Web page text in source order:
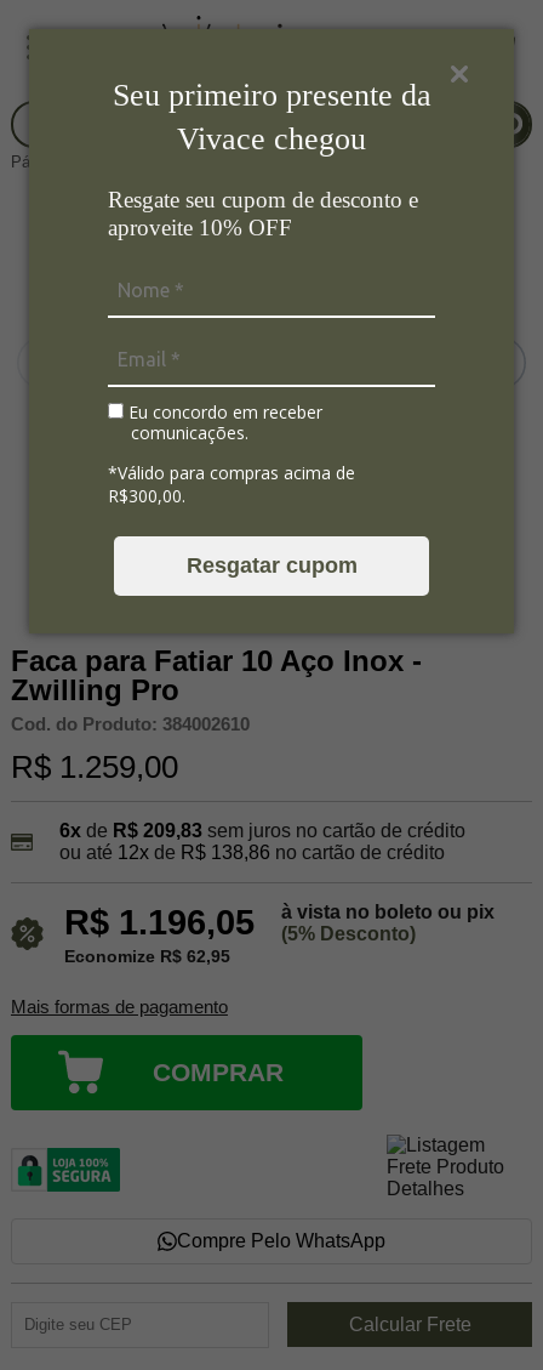
Seu primeiro presente da
Vivace chegou
Resgate seu cupom de desconto e
aproveite 10% OFF
Eu concordo em receber
comunicações.
*Válido para compras acima de
R$300,00.
Resgatar cupom
Página Inicial
Faca para Fatiar 10 Aço Inox -
Zwilling Pro
Cod. do Produto: 384002610
R$ 1.259,00
6xde R$ 209,83 sem juros no cartão de crédito
ou até 12xde R$ 138,86 no cartão de crédito
R$ 1.196,05
à vista no boleto ou pix
(5% Desconto)
Economize R$ 62,95
Mais formas de pagamento
COMPRAR
Compre Pelo WhatsApp